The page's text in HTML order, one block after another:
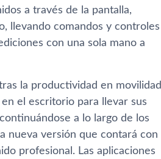
a través de la pantalla,
llevando comandos y controles
con una sola mano a
la productividad en movilidad
el escritorio para llevar sus
a lo largo de los
nueva versión que contará con
profesional. Las aplicaciones